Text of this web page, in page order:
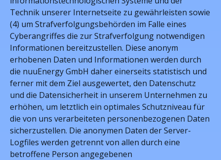
Technik unserer Internetseite zu gewährleisten sowie
(4) um Strafverfolgungsbehörden im Falle eines
Cyberangriffes die zur Strafverfolgung notwendigen
Informationen bereitzustellen. Diese anonym
erhobenen Daten und Informationen werden durch
die nuuEnergy GmbH daher einerseits statistisch und
ferner mit dem Ziel ausgewertet, den Datenschutz
und die Datensicherheit in unserem Unternehmen zu
erhöhen, um letztlich ein optimales Schutzniveau für
die von uns verarbeiteten personenbezogenen Daten
sicherzustellen. Die anonymen Daten der Server-
Logfiles werden getrennt von allen durch eine
betroffene Person angegebenen